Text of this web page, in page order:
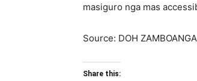
masiguro nga mas
Source: DOH
Share this: